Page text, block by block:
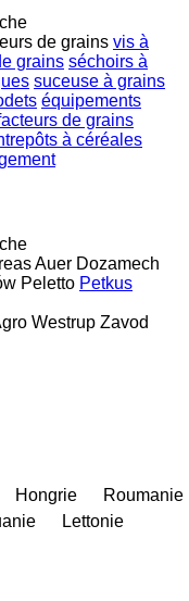
de grains vis à
grains séchoirs à
suceuse à grains
équipements
de grains
à céréales
Auer Dozamech
Peletto Petkus
Westrup Zavod
Hongrie
Roumanie
Lettonie